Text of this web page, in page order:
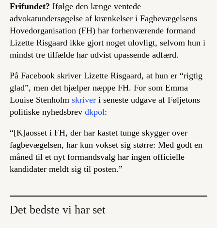
Frifundet? Ifølge den længe ventede
advokatundersøgelse af krænkelser i Fagbevægelsens
Hovedorganisation (FH) har forhenværende formand
Lizette Risgaard ikke gjort noget ulovligt, selvom hun i
mindst tre tilfælde har udvist upassende adfærd.
På Facebook skriver Lizette Risgaard, at hun er “rigtig
glad”, men det hjælper næppe FH. For som Emma
Louise Stenholm skriver i seneste udgave af Føljetons
politiske nyhedsbrev dkpol:
“[K]aosset i FH, der har kastet tunge skygger over
fagbevægelsen, har kun vokset sig større: Med godt en
måned til et nyt formandsvalg har ingen officielle
kandidater meldt sig til posten.”
Det bedste vi har set